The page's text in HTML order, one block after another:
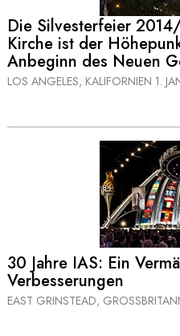
Die Silvesterfeier
Kirche ist der
Anbeginn des Neuen
LOS ANGELES, KALIFORNIEN 1.
30 Jahre IAS: Ein
Verbesserungen
EAST GRINSTEAD,